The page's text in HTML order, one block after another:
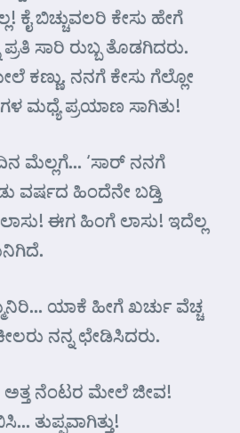
ಬಿಚ್ಚುವಲರಿ ಕೇಸು ಹೇಗೆ
ಪ್ರತಿ ಸಾರಿ ರುಬ್ಬ ತೊಡಗಿದರು.
ಕಣ್ಣು. ನನಗೆ ಕೇಸು ಗೆಲ್ಲೋ
ಮಧ್ಯೆ ಪ್ರಯಾಣ ಸಾಗಿತು!
ಮೆಲ್ಲಗೆ… ‘ಸಾರ್ ನನಗೆ
ವರ್ಷದ ಹಿಂದೆನೇ ಬಡ್ತಿ
ಈಗ ಹಿಂಗೆ ಲಾಸು! ಇದೆಲ್ಲ
ಯಾಕೆ ಹೀಗೆ ಖರ್ಚು ವೆಚ್ಚ
ನನ್ನ ಛೇಡಿಸಿದರು.
ಅತ್ತ ನೆಂಟರ ಮೇಲೆ ಜೀವ!
ತುಪ್ಪವಾಗಿತ್ತು!